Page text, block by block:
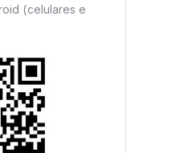
(celulares e